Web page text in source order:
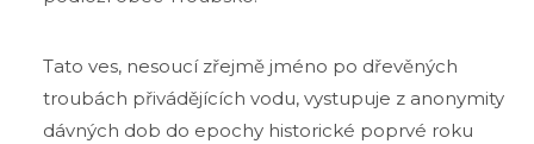
Tato ves, nesoucí zřejmě jméno po dřevěných
troubách přivádějících vodu, vystupuje z anonymity
dávných dob do epochy historické poprvé roku